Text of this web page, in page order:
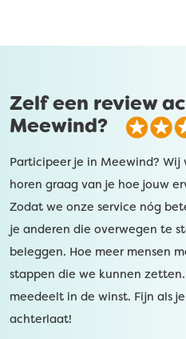
Zelf een review
Meewind?
Participeer je in Meewind? Wij
horen graag van je hoe jouw
Zodat we onze service nóg
je anderen die overwegen te
beleggen. Hoe meer mensen
stappen die we kunnen
meedeelt in de winst. Fijn als
achterlaat!